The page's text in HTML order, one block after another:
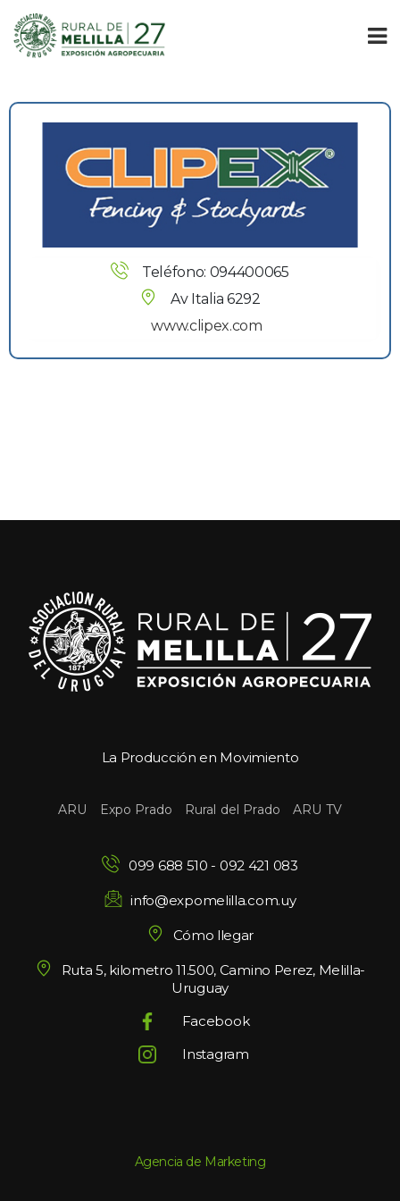
Teléfono: 094400065
Av Italia 6292
www.clipex.com
La Producción en Movimiento
ARU Expo Prado Rural del Prado ARU TV
099 688 510 - 092 421 083
info@expomelilla.com.uy
Cómo llegar
Ruta 5, kilometro 11.500, Camino Perez, Melilla-
Uruguay
Facebook
Instagram
Agencia de Marketing